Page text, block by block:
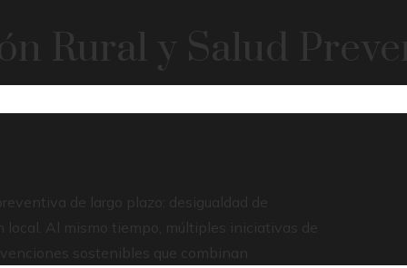
Rural y Salud
de largo plazo: desigualdad de
local. Al mismo tiempo, múltiples iniciativas de
sostenibles que combinan